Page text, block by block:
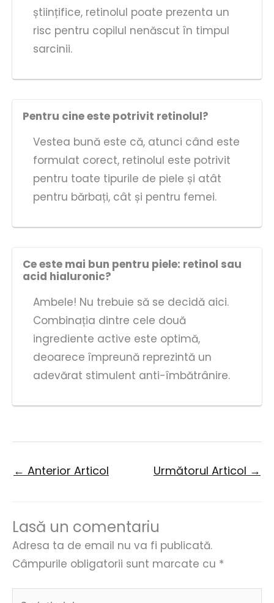
științifice, retinolul poate prezenta un
risc pentru copilul nenăscut în timpul
sarcinii.
Pentru cine este potrivit retinolul?
Vestea bună este că, atunci când este
formulat corect, retinolul este potrivit
pentru toate tipurile de piele și atât
pentru bărbați, cât și pentru femei.
Ce este mai bun pentru piele: retinol sau
acid hialuronic?
Ambele! Nu trebuie să se decidă aici.
Combinația dintre cele două
ingrediente active este optimă,
deoarece împreună reprezintă un
adevărat stimulent anti-îmbătrânire.
← Anterior Articol Următorul Articol →
Lasă un comentariu
Adresa ta de email nu va fi publicată.
Câmpurile obligatorii sunt marcate cu *